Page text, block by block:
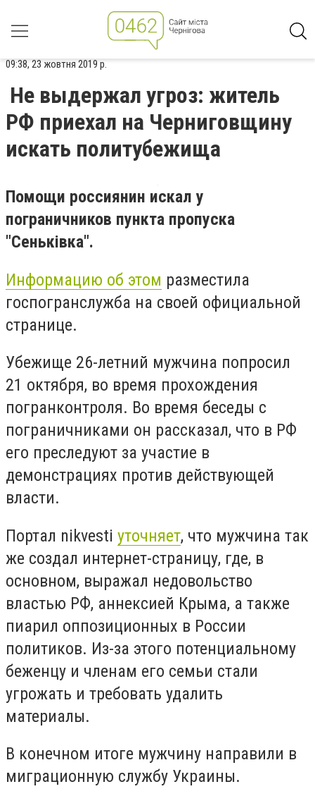
09:38, 23 жовтня 2019 р.
Не выдержал угроз: житель
РФ приехал на Черниговщину
искать политубежища
Помощи россиянин искал у
пограничников пункта пропуска
"Сеньківка".
Информацию об этом разместила
госпогранслужба на своей официальной
странице.
Убежище 26-летний мужчина попросил
21 октября, во время прохождения
погранконтроля. Во время беседы с
пограничниками он рассказал, что в РФ
его преследуют за участие в
демонстрациях против действующей
власти.
Портал nikvesti уточняет, что мужчина так
же создал интернет-страницу, где, в
основном, выражал недовольство
властью РФ, аннексией Крыма, а также
пиарил оппозиционных в России
политиков. Из-за этого потенциальному
беженцу и членам его семьи стали
угрожать и требовать удалить
материалы.
В конечном итоге мужчину направили в
миграционную службу Украины.